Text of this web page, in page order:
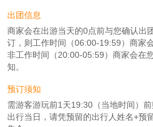
出团信息
商家会在出游当天的0点前与您确认出
订，则工作时间（06:00-19:59）商家
非工作时间（20:00-05:59）商家会在
知。
预订须知
需游客游玩前1天19:30（当地时间）
出行当日，请凭预留的出行人姓名+预